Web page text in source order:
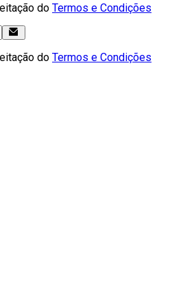
do Termos e Condições
do Termos e Condições